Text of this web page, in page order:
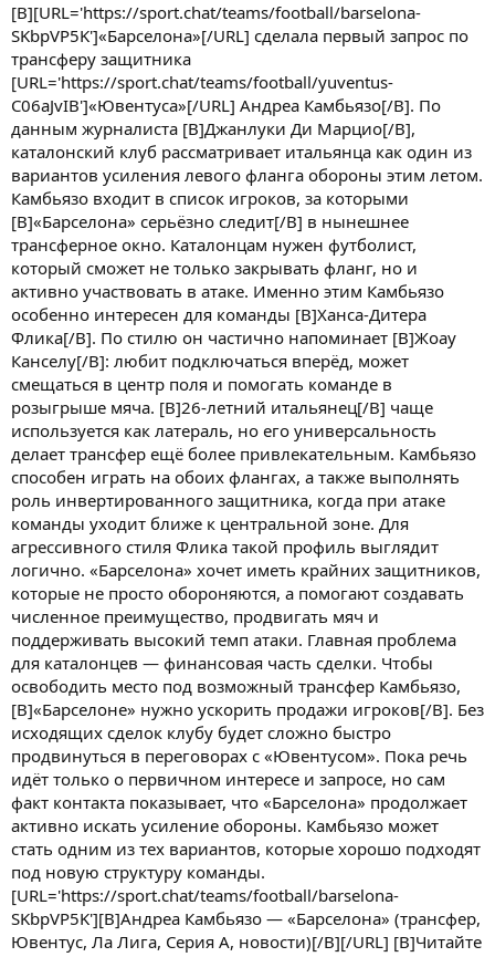
[B][URL='https://sport.chat/teams/football/barselona-
SKbpVP5K']«Барселона»[/URL] сделала первый запрос по
трансферу защитника
[URL='https://sport.chat/teams/football/yuventus-
C06aJvIB']«Ювентуса»[/URL] Андреа Камбьязо[/B]. По
данным журналиста [B]Джанлуки Ди Марцио[/B],
каталонский клуб рассматривает итальянца как один из
вариантов усиления левого фланга обороны этим летом.
Камбьязо входит в список игроков, за которыми
[B]«Барселона» серьёзно следит[/B] в нынешнее
трансферное окно. Каталонцам нужен футболист,
который сможет не только закрывать фланг, но и
активно участвовать в атаке. Именно этим Камбьязо
особенно интересен для команды [B]Ханса-Дитера
Флика[/B]. По стилю он частично напоминает [B]Жоау
Канселу[/B]: любит подключаться вперёд, может
смещаться в центр поля и помогать команде в
розыгрыше мяча. [B]26-летний итальянец[/B] чаще
используется как латераль, но его универсальность
делает трансфер ещё более привлекательным. Камбьязо
способен играть на обоих флангах, а также выполнять
роль инвертированного защитника, когда при атаке
команды уходит ближе к центральной зоне. Для
агрессивного стиля Флика такой профиль выглядит
логично. «Барселона» хочет иметь крайних защитников,
которые не просто обороняются, а помогают создавать
численное преимущество, продвигать мяч и
поддерживать высокий темп атаки. Главная проблема
для каталонцев — финансовая часть сделки. Чтобы
освободить место под возможный трансфер Камбьязо,
[B]«Барселоне» нужно ускорить продажи игроков[/B]. Без
исходящих сделок клубу будет сложно быстро
продвинуться в переговорах с «Ювентусом». Пока речь
идёт только о первичном интересе и запросе, но сам
факт контакта показывает, что «Барселона» продолжает
активно искать усиление обороны. Камбьязо может
стать одним из тех вариантов, которые хорошо подходят
под новую структуру команды.
[URL='https://sport.chat/teams/football/barselona-
SKbpVP5K'][B]Андреа Камбьязо — «Барселона» (трансфер,
Ювентус, Ла Лига, Серия А, новости)[/B][/URL] [B]Читайте